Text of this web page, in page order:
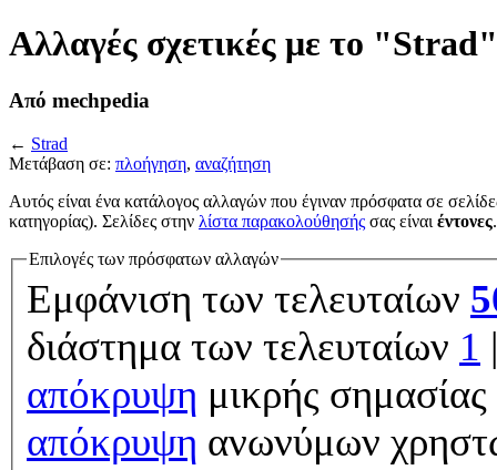
Αλλαγές σχετικές με το "Strad"
Από mechpedia
← Strad
Μετάβαση σε: πλοήγηση, αναζήτηση
Αυτός είναι ένα κατάλογος αλλαγών που έγιναν πρόσφατα σε
κατηγορίας). Σελίδες στην λίστα παρακολούθησής σας είναι έντονες.
Επιλογές των πρόσφατων αλλαγών
Εμφάνιση των τελευταίων
διάστημα των τελευταίων 1
απόκρυψη μικρής
απόκρυψη ανωνύμων